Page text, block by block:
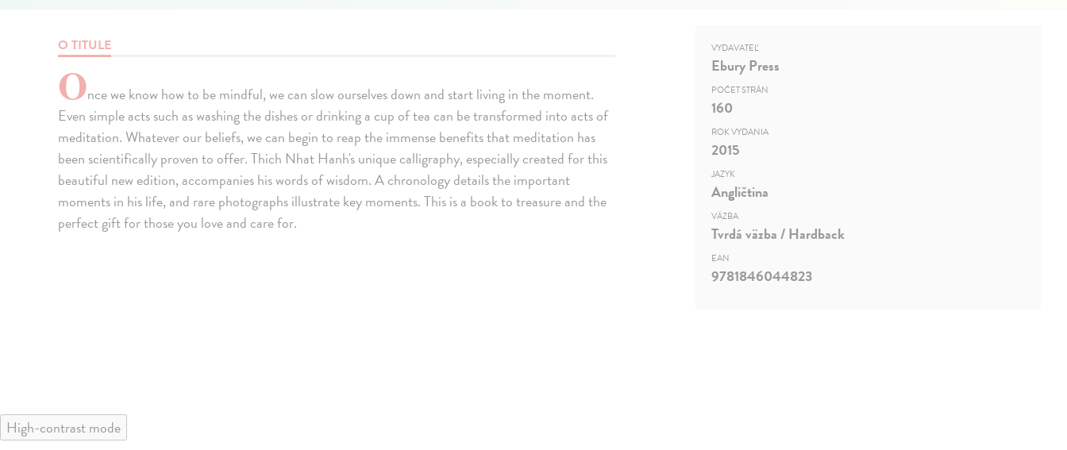
O TITULE
Once we know how to be mindful, we can slow ourselves down and start living in the moment.
Even simple acts such as washing the dishes or drinking a cup of tea can be transformed into acts of
meditation. Whatever our beliefs, we can begin to reap the immense benefits that meditation has
been scientifically proven to offer. Thich Nhat Hanh's unique calligraphy, especially created for this
beautiful new edition, accompanies his words of wisdom. A chronology details the important
moments in his life, and rare photographs illustrate key moments. This is a book to treasure and the
perfect gift for those you love and care for.
VYDAVATEĽ
Ebury Press
POČET STRÁN
160
ROK VYDANIA
2015
JAZYK
Angličtina
VÄZBA
Tvrdá väzba / Hardback
EAN
9781846044823
High-contrast mode